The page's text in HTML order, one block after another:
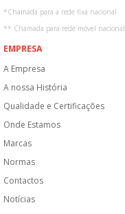
*Chamada para a rede fixa nacional
** Chamada para rede móvel nacional
EMPRESA
A Empresa
A nossa História
Qualidade e Certificações
Onde Estamos
Marcas
Normas
Contactos
Notícias